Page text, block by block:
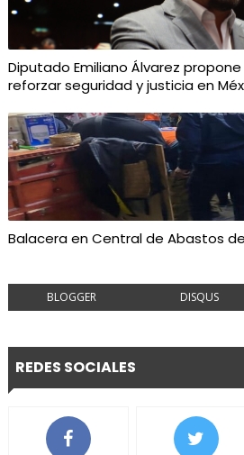
Diputado Emiliano Álvarez
reforzar seguridad y justicia en
Balacera en Central de Abastos
BLOGGER DISQUS
REDES SOCIALES